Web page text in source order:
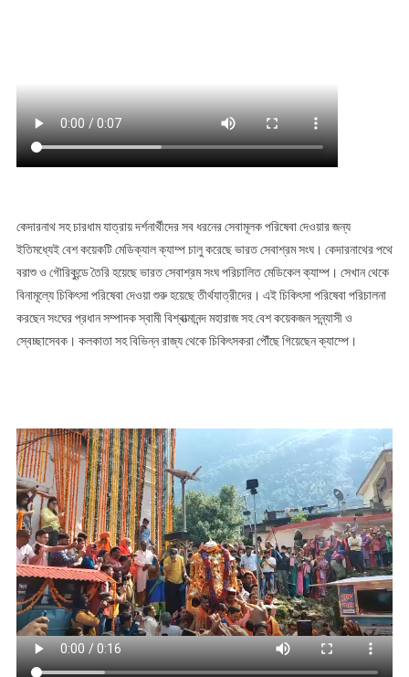
কেদারনাথ সহ চারধাম যাত্রায় দর্শনার্থীদের সব ধরনের সেবামূলক পরিষেবা দেওয়ার জন্য
ইতিমধ্যেই বেশ কয়েকটি মেডিক্যাল ক্যাম্প চালু করেছে ভারত সেবাশ্রম সংঘ। কেদারনাথের পথে
বরাশু ও গৌরিকুন্ডে তৈরি হয়েছে ভারত সেবাশ্রম সংঘ পরিচালিত মেডিকেল ক্যাম্প। সেখান থেকে
বিনামূল্যে চিকিৎসা পরিষেবা দেওয়া শুরু হয়েছে তীর্থযাত্রীদের। এই চিকিৎসা পরিষেবা পরিচালনা
করছেন সংঘের প্রধান সম্পাদক স্বামী বিশ্বাত্মানন্দ মহারাজ সহ বেশ কয়েকজন সন্ন্যাসী ও
স্বেচ্ছাসেবক। কলকাতা সহ বিভিন্ন রাজ্য থেকে চিকিৎসকরা পৌঁছে গিয়েছেন ক্যাম্পে।